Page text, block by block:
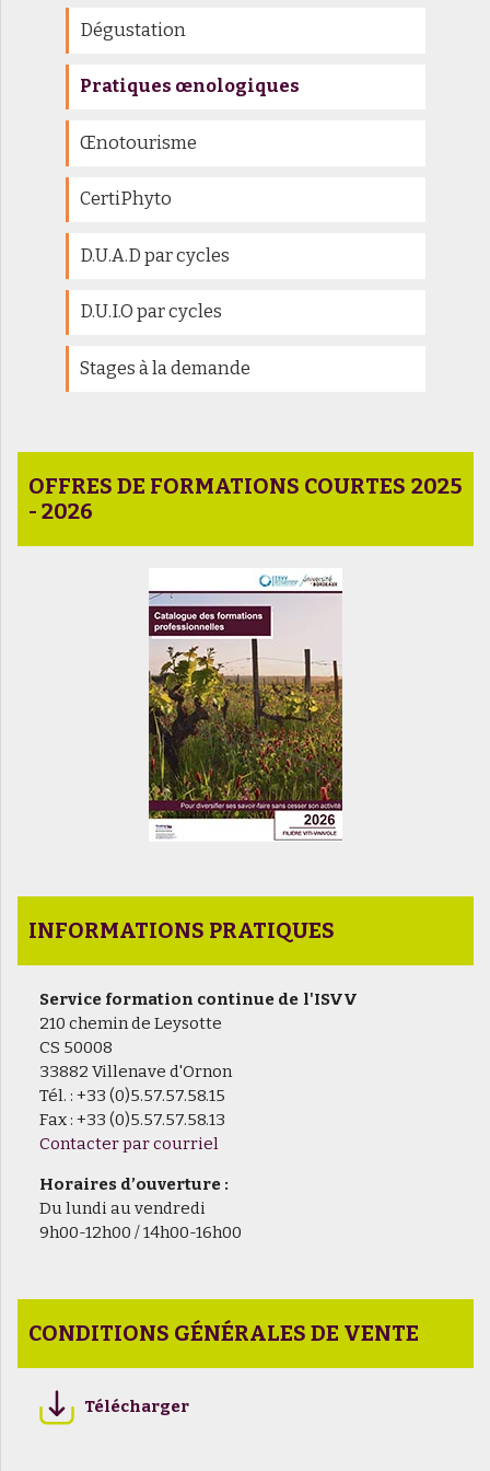
Dégustation
Pratiques œnologiques
Œnotourisme
CertiPhyto
D.U.A.D par cycles
D.U.I.O par cycles
Stages à la demande
OFFRES DE FORMATIONS COURTES 2025
- 2026
INFORMATIONS PRATIQUES
Service formation continue de l'ISVV
210 chemin de Leysotte
CS 50008
33882 Villenave d'Ornon
Tél. : +33 (0)5.57.57.58.15
Fax : +33 (0)5.57.57.58.13
Contacter par courriel
Horaires d’ouverture :
Du lundi au vendredi
9h00-12h00 / 14h00-16h00
CONDITIONS GÉNÉRALES DE VENTE
Télécharger